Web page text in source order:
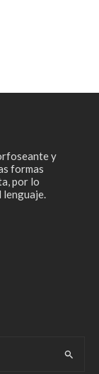
y
formas
por lo